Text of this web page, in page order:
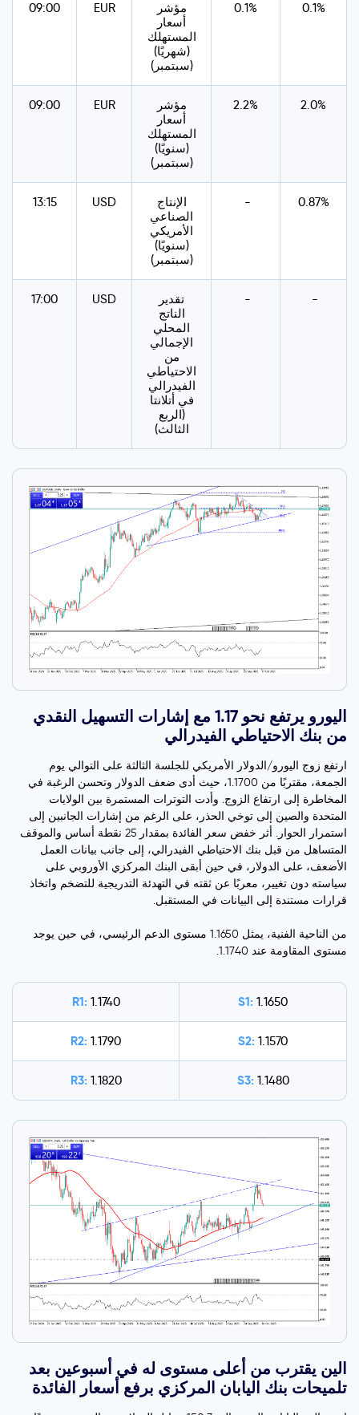
09:00 EUR
مؤشر
أسعار
المستهلك
(شهريًا)
(سبتمبر)
0.1% 0.1%
09:00 EUR
مؤشر
أسعار
المستهلك
(سنويًا)
(سبتمبر)
2.2% 2.0%
13:15 USD
الإنتاج
الصناعي
الأمريكي
(سنويًا)
(سبتمبر)
- 0.87%
17:00 USD
تقدير
الناتج
المحلي
الإجمالي
من
الاحتياطي
الفيدرالي
في أتلانتا
(الربع
الثالث)
- -
اليورو يرتفع نحو 1.17 مع إشارات التسهيل النقدي
من بنك الاحتياطي الفيدرالي
ارتفع زوج اليورو/الدولار الأمريكي للجلسة الثالثة على التوالي يوم
الجمعة، مقتربًا من 1.1700، حيث أدى ضعف الدولار وتحسن الرغبة في
المخاطرة إلى ارتفاع الزوج. وأدت التوترات المستمرة بين الولايات
المتحدة والصين إلى توخي الحذر، على الرغم من إشارات الجانبين إلى
استمرار الحوار. أثر خفض سعر الفائدة بمقدار 25 نقطة أساس والموقف
المتساهل من قبل بنك الاحتياطي الفيدرالي، إلى جانب بيانات العمل
الأضعف، على الدولار، في حين أبقى البنك المركزي الأوروبي على
سياسته دون تغيير، معربًا عن ثقته في التهدئة التدريجية للتضخم واتخاذ
قرارات مستندة إلى البيانات في المستقبل.
من الناحية الفنية، يمثل 1.1650 مستوى الدعم الرئيسي، في حين يوجد
مستوى المقاومة عند 1.1740.
R1: 1.1740 S1: 1.1650
R2: 1.1790 S2: 1.1570
R3: 1.1820 S3: 1.1480
الين يقترب من أعلى مستوى له في أسبوعين بعد
تلميحات بنك اليابان المركزي برفع أسعار الفائدة